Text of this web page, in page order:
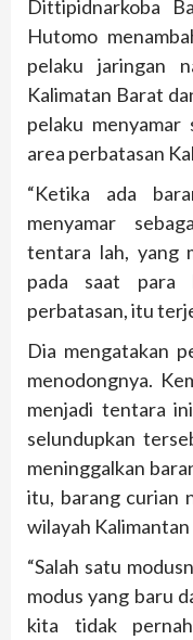
Dittipidnarkoba
Hutomo
pelaku jaringan
Kalimatan Barat
pelaku
area perbatasan
“Ketika ada
menyamar
tentara lah, yang
pada saat para
perbatasan, itu
Dia mengatakan
menodongnya.
menjadi tentara
selundupkan
meninggalkan
itu, barang curian
wilayah
“Salah satu
modus yang baru
kita tidak